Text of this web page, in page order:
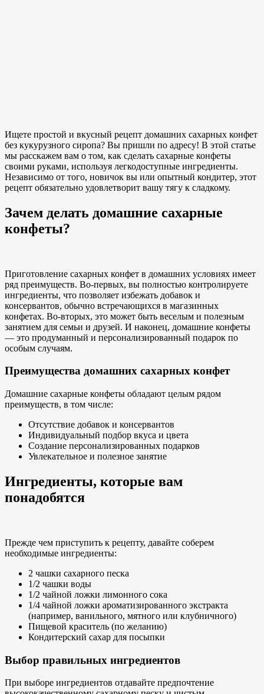
Ищете простой и вкусный рецепт домашних сахарных конфет
без кукурузного сиропа? Вы пришли по адресу! В этой статье
мы расскажем вам о том, как сделать сахарные конфеты
своими руками, используя легкодоступные ингредиенты.
Независимо от того, новичок вы или опытный кондитер, этот
рецепт обязательно удовлетворит вашу тягу к сладкому.
Зачем делать домашние сахарные
конфеты?
Приготовление сахарных конфет в домашних условиях имеет
ряд преимуществ. Во-первых, вы полностью контролируете
ингредиенты, что позволяет избежать добавок и
консервантов, обычно встречающихся в магазинных
конфетах. Во-вторых, это может быть веселым и полезным
занятием для семьи и друзей. И наконец, домашние конфеты
— это продуманный и персонализированный подарок по
особым случаям.
Преимущества домашних сахарных конфет
Домашние сахарные конфеты обладают целым рядом
преимуществ, в том числе:
Отсутствие добавок и консервантов
Индивидуальный подбор вкуса и цвета
Создание персонализированных подарков
Увлекательное и полезное занятие
Ингредиенты, которые вам
понадобятся
Прежде чем приступить к рецепту, давайте соберем
необходимые ингредиенты:
2 чашки сахарного песка
1/2 чашки воды
1/2 чайной ложки лимонного сока
1/4 чайной ложки ароматизированного экстракта
(например, ванильного, мятного или клубничного)
Пищевой краситель (по желанию)
Кондитерский сахар для посыпки
Выбор правильных ингредиентов
При выборе ингредиентов отдавайте предпочтение